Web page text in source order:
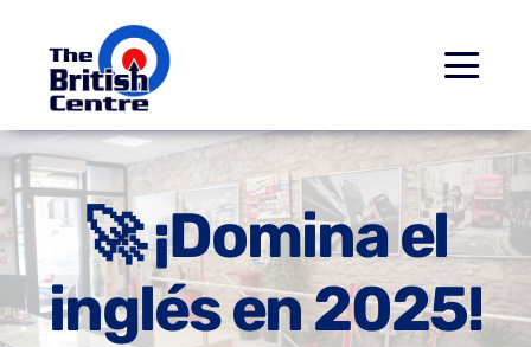
contenido
Inicio
Cursos
Examenes Cambridge
🚀 ¡Domina el
inglés en 2025!